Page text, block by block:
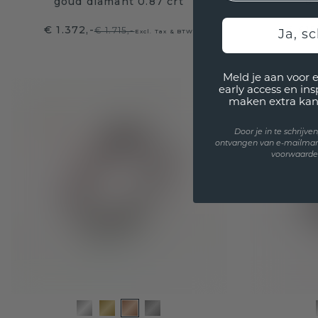
€ 1.372,-€ 1.715,-Excl. Tax & BTW €
Ja,
Meld je aan voor
early access en
maken extra
Door je in te
ontvangen van e-